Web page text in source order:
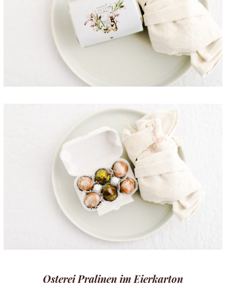
Osterei Pralinen im Eierkarton